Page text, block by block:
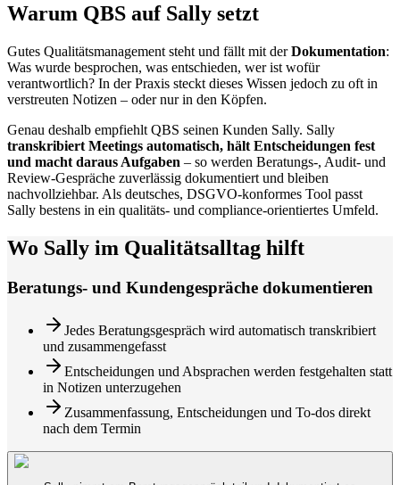
Warum QBS auf Sally setzt
Gutes Qualitätsmanagement steht und fällt mit derDokumentation:
Was wurde besprochen, was entschieden, wer ist wofür
verantwortlich? In der Praxis steckt dieses Wissen jedoch zu oft in
verstreuten Notizen – oder nur in den Köpfen.
Genau deshalb empfiehlt QBS seinen Kunden Sally. Sally
transkribiert Meetings automatisch, hält Entscheidungen fest
und macht daraus Aufgaben – so werden Beratungs-, Audit- und
Review-Gespräche zuverlässig dokumentiert und bleiben
nachvollziehbar. Als deutsches, DSGVO-konformes Tool passt
Sally bestens in ein qualitäts- und compliance-orientiertes Umfeld.
Wo Sally im Qualitätsalltag hilft
Beratungs- und Kundengespräche dokumentieren
Jedes Beratungsgespräch wird automatisch transkribiert
und zusammengefasst
Entscheidungen und Absprachen werden festgehalten statt
in Notizen unterzugehen
Zusammenfassung, Entscheidungen und To-dos direkt
nach dem Termin